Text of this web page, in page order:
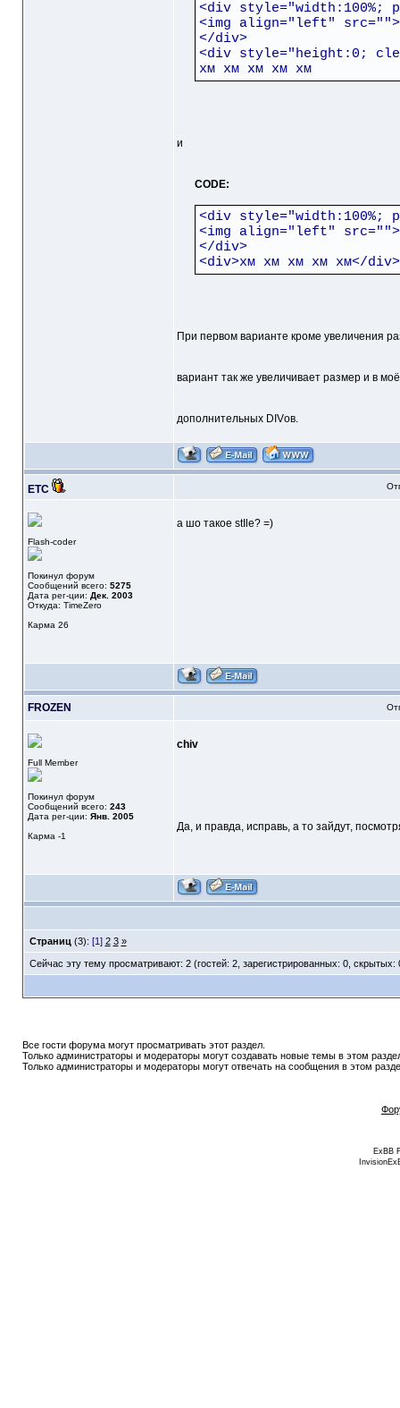
<div style="width:100%;
<img align="left"
</div>
<div style="height:0;
хм хм хм хм хм
и
CODE:
<div style="width:100%;
<img align="left"
</div>
<div>хм хм хм хм хм</div>
При первом варианте кроме увеличения
вариант так же увеличивает размер и в
дополнительных DIVов.
ETC
Flash-coder
Покинул форум
Сообщений всего: 5275
Дата рег-ции: Дек. 2003
Откуда: TimeZero
Карма 26
а шо такое stIle? =)
FROZEN
Full Member
Покинул форум
Сообщений всего: 243
Дата рег-ции: Янв. 2005
Карма -1
chiv
Да, и правда, исправь, а то зайдут,
Страниц (3): [1] 2 3 »
Сейчас эту тему просматривают: 2 (гостей: 2, зарегистрированных: 0, скрытых:
Все гости форума могут просматривать этот раздел.
Только администраторы и модераторы могут создавать новые темы в этом
Только администраторы и модераторы могут отвечать на сообщения в этом
ExBB